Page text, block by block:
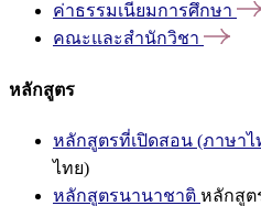
ค่าธรรมเนียมการศึกษา
คณะและสำนักวิชา
หลักสูตร
หลักสูตรที่เปิดสอน (ภาษาไ
ไทย)
หลักสูตรนานาชาติ หลักสูต